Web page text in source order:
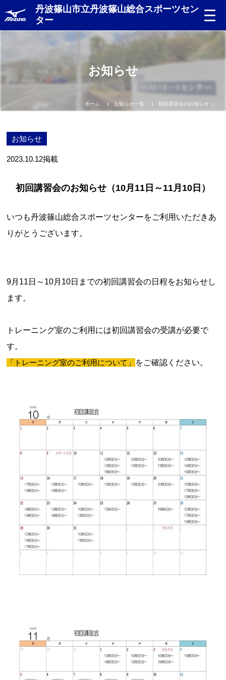
丹波篠山市立丹波篠山総合スポーツセン
ター
お問合せフォーム
お知らせ
ホーム お知らせ一覧
お知らせ
2023.10.12掲載
初回講習会のお知らせ（10月11日～11月10日）
いつも丹波篠山総合スポーツセンターをご利用いただきあ
りがとうございます。
9月11日～10月10日までの初回講習会の日程をお知らせし
ます。
トレーニング室のご利用には初回講習会の受講が必要で
す。
「トレーニング室のご利用について」 をご確認ください。